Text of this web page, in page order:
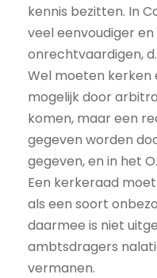
kennis bezitten. In
veel eenvoudiger
onrechtvaardigen,
Wel moeten kerken
mogelijk door
komen, maar een
gegeven worden
gegeven, en in het
Een kerkeraad
als een soort
daarmee is niet
ambtsdragers
vermanen.